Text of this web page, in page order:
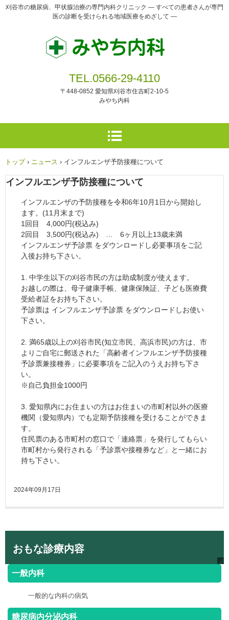
刈谷市の糖尿病、甲状腺治療の専門内科クリニック ― すべての患者さんが専門
医の診断を受けられる地域医療をめざして ―
TEL.0566-29-4110
〒448-0852 愛知県刈谷市住吉町2-10-5
みやち内科
トップ › ニュース › インフルエンザ予防接種について
インフルエンザ予防接種について
インフルエンザの予防接種を令和6年10月1日から開始し
ます。(11月末まで)
1回目 4,000円(税込み)
2回目 3,500円(税込み) … 6ヶ月以上13歳未満
インフルエンザ予診票 をダウンロードし必要事項をご記
入後お持ち下さい。
1. 中学生以下の刈谷市民の方は助成制度が使えます。
お越しの際は、母子健康手帳、健康保険証、子ども医療費
受給者証をお持ち下さい。
予診票は インフルエンザ予診票 をダウンロードしお使い
下さい。
2. 満65歳以上の刈谷市民(知立市民、高浜市民)の方は、市
よりご自宅に郵送された「高齢者インフルエンザ予防接種
予診票兼接種券」に必要事項をご記入のうえお持ち下さ
い。
※自己負担金1000円
3. 愛知県内にお住まいの方はお住まいの市町村以外の医療
機関（愛知県内）でも定期予防接種を受けることができま
す。
住民票のある市町村の窓口で「連絡票」を発行してもらい
市町村から発行される「予診票や接種券など」と一緒にお
持ち下さい。
2024年09月17日
おもな診療内容
一般内科
一般的な内科の病気
糖尿病内分泌内科